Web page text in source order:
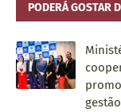
PODERÁ GOSTAR